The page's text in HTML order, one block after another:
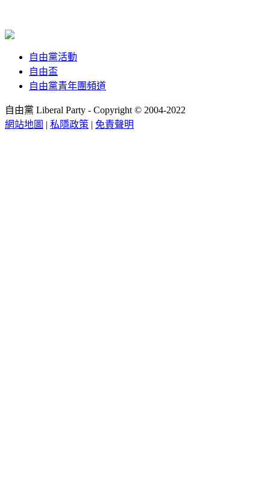
自由黨活動
自由盃
自由黨青年團頻道
自由黨 Liberal Party - Copyright © 2004-2022
網站地圖 | 私隱政策 | 免責聲明